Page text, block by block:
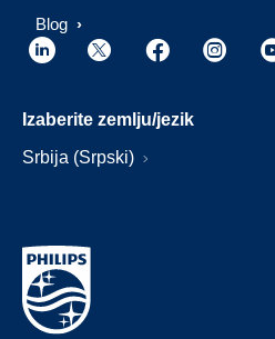
Blog
Izaberite zemlju/jezik
Srbija (Srpski)